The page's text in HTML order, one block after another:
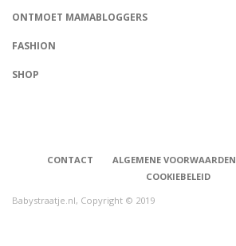
ONTMOET MAMABLOGGERS
FASHION
SHOP
CONTACT ALGEMENE VOORWAARDEN
COOKIEBELEID
Babystraatje.nl, Copyright © 2019